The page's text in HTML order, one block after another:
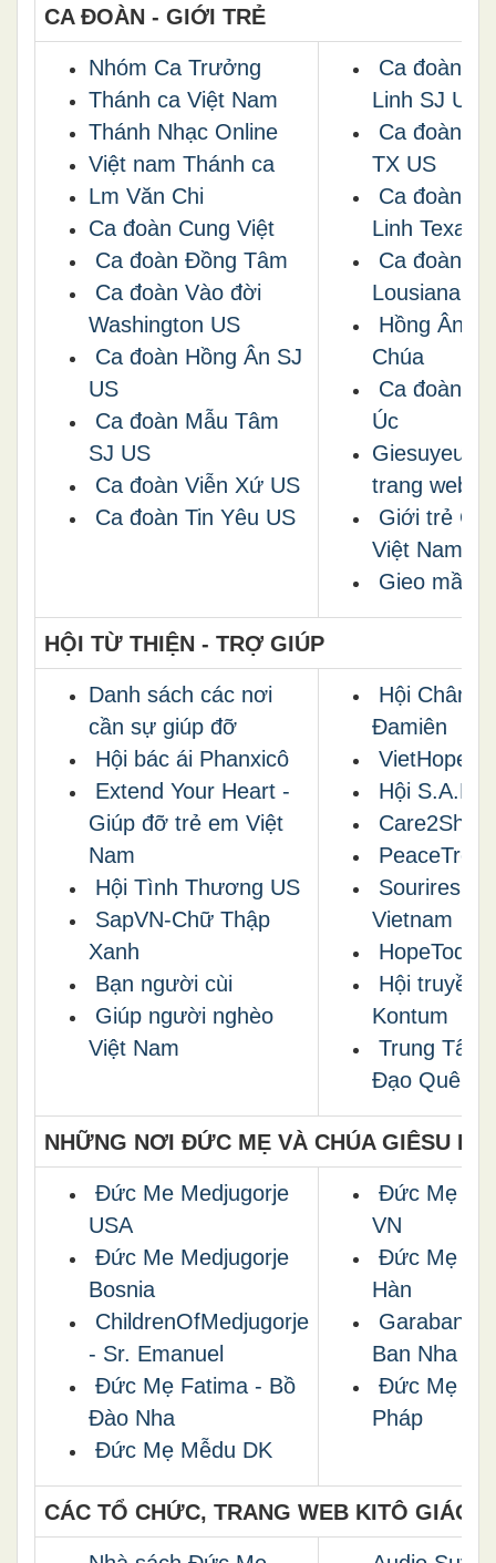
CA ĐOÀN - GIỚI TRẺ
Nhóm Ca Trưởng
Thánh ca Việt Nam
Thánh Nhạc Online
Việt nam Thánh ca
Lm Văn Chi
Ca đoàn Cung Việt
Ca đoàn Đồng Tâm
Ca đoàn Vào đời
Washington US
Ca đoàn Hồng Ân SJ
US
Ca đoàn Mẫu Tâm
SJ US
Ca đoàn Viễn Xứ US
Ca đoàn Tin Yêu US
Ca đoàn
Linh SJ US
Ca đoàn
TX US
Ca đoàn
Linh Texas
Ca đoàn
Lousiana US
Hồng Ân
Chúa
Ca đoàn
Úc
trang web
Giới trẻ
Việt Nam
Gieo mầm
HỘI TỪ THIỆN - TRỢ GIÚP
Danh sách các nơi
cần sự giúp đỡ
Hội bác ái Phanxicô
Extend Your Heart -
Giúp đỡ trẻ em Việt
Nam
Hội Tình Thương US
SapVN-Chữ Thập
Xanh
Bạn người cùi
Giúp người nghèo
Việt Nam
Hội Chân
Đamiên
VietHope
Hội S.A.R.A
Care2Share
Sourires du
Vietnam
HopeToday
Hội truyền
Kontum
Trung Tâm
Đạo Quê
NHỮNG NƠI ÐỨC MẸ VÀ CHÚA GIÊSU
Ðức Me Medjugorje
USA
Ðức Me Medjugorje
Bosnia
ChildrenOfMedjugorje
- Sr. Emanuel
Ðức Mẹ Fatima - Bồ
Ðào Nha
Đức Mẹ Mễdu DK
Ðức Mẹ
VN
Ðức Mẹ
Hàn
Ban Nha
Ðức Mẹ Lộ
Pháp
CÁC TỔ CHỨC, TRANG WEB KITÔ GIÁO